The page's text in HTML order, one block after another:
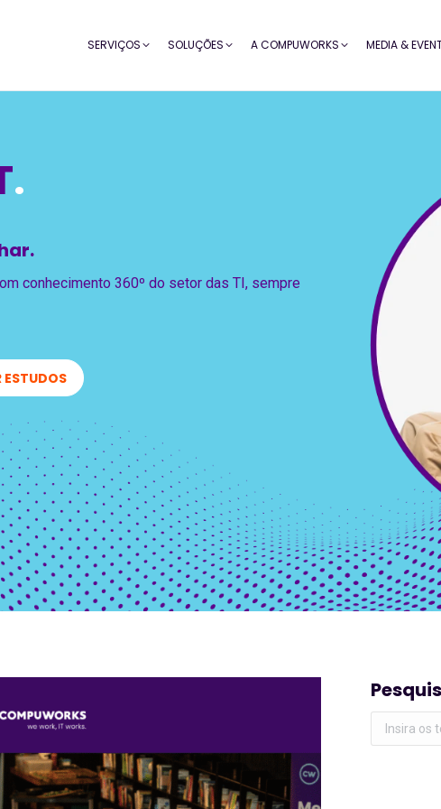
SERVIÇOS SOLUÇÕES A COMPUWORKS MEDIA &
.
conhecimento 360º do setor das TI, sempre
ESTUDOS
Pesquisar: